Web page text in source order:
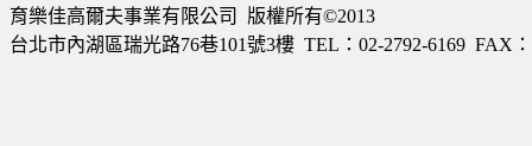
育樂佳高爾夫事業有限公司 版權所有©2013
台北市內湖區瑞光路76巷101號3樓 TEL：02-2792-6169 FAX：